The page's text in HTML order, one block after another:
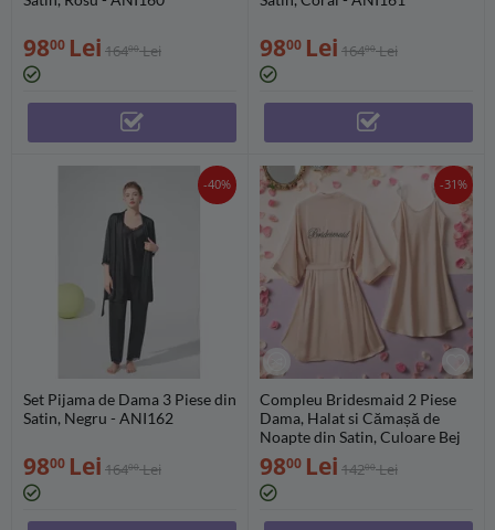
9800 Lei 16400 Lei 9800 Lei 16400 Lei
-40%
Set Pijama de Dama 3 Piese din
Satin, Negru - ANI162
9800 Lei 16400 Lei
-31%
Compleu Bridesmaid 2 Piese
Dama, Halat si Cămașă de
Noapte din Satin, Culoare Bej
Sampanie - MEI02
9800 Lei 14200 Lei